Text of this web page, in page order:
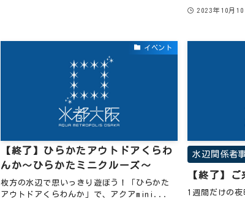
2023年10月10
イベント
【終了】ひらかたアウトドアくらわ
んか～ひらかたミニクルーズ～
枚方の水辺で思いっきり遊ぼう！「ひらかた
アウトドアくらわんか」で、アクアmini...
水辺関係者
【終了】
1週間だけの